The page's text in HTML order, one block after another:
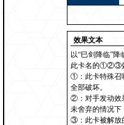
效果文本
以“巳剑降临”降
此卡名的①②③效
①：此卡特殊召
全部破坏。
②：对手发动效
未舍弃的情况下
③：此卡被解放